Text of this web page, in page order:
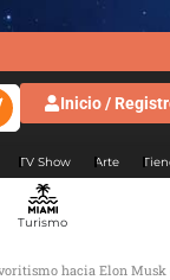
Inicio /
TV Show Arte
Turismo
hacia Elon